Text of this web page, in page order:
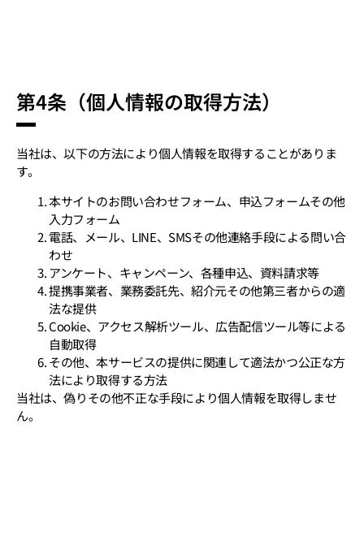
第4条（個人情報の取得方法）
当社は、以下の方法により個人情報を取得することがありま
す。
本サイトのお問い合わせフォーム、申込フォームその他
入力フォーム
電話、メール、LINE、SMSその他連絡手段による問い合
わせ
アンケート、キャンペーン、各種申込、資料請求等
提携事業者、業務委託先、紹介元その他第三者からの適
法な提供
Cookie、アクセス解析ツール、広告配信ツール等による
自動取得
その他、本サービスの提供に関連して適法かつ公正な方
法により取得する方法
当社は、偽りその他不正な手段により個人情報を取得しませ
ん。